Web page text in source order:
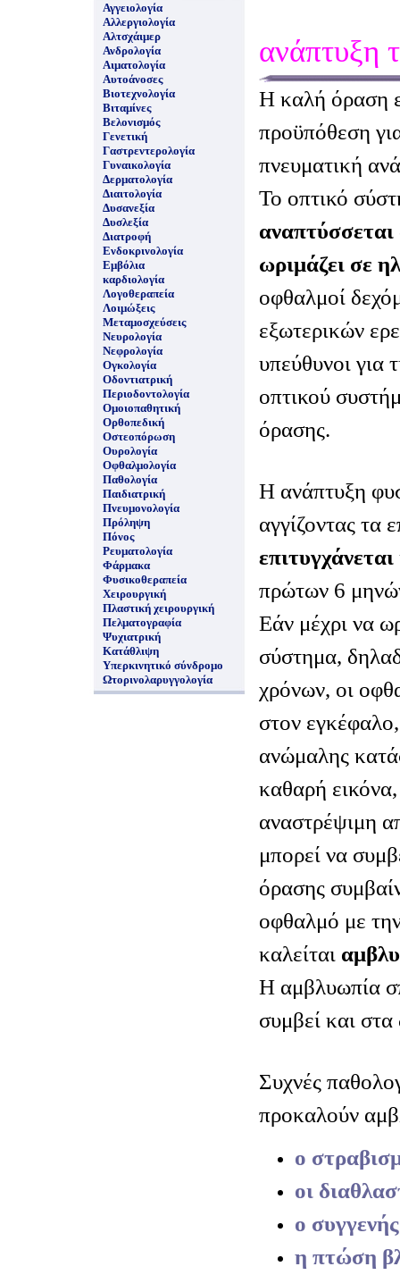
Αγγειολογία
Αλλεργιολογία
Αλτσχάιμερ
Ανδρολογία
Αιματολογία
Αυτοάνοσες
Βιοτεχνολογία
Βιταμίνες
Βελονισμός
Γενετική
Γαστρεντερολογία
Γυναικολογία
Δερματολογία
Διαιτολογία
Δυσανεξία
Δυσλεξία
Διατροφή
Ενδοκρινολογία
Εμβόλια
καρδιολογία
Λογοθεραπεία
Λοιμώξεις
Μεταμοσχεύσεις
Νευρολογία
Νεφρολογία
Ογκολογία
Οδοντιατρική
Περιοδοντολογία
Ομοιοπαθητική
Ορθοπεδική
Οστεοπόρωση
Ουρολογία
Οφθαλμολογία
Παθολογία
Παιδιατρική
Πνευμονολογία
Πρόληψη
Πόνος
Ρευματολογία
Φάρμακα
Φυσικοθεραπεία
Χειρουργική
Πλαστική χειρουργική
Πελματογραφία
Ψυχιατρική
Κατάθλιψη
Υπερκινητικό σύνδρομο
Ωτορινολαρυγγολογία
ανάπτυξη
Η καλή όραση
προϋπόθεση
πνευματική
Το οπτικό
ωριμάζει σε
οφθαλμοί
εξωτερικών
υπεύθυνοι για
οπτικού
όρασης.
Η ανάπτυξη
αγγίζοντας τα
επιτυγχάνεται
πρώτων 6
Εάν μέχρι να
σύστημα,
χρόνων, οι
στον εγκέφαλο,
ανώμαλης
καθαρή
αναστρέψιμη
μπορεί να
όρασης
οφθαλμό με
καλείται
Η αμβλυωπία
συμβεί και
Συχνές
προκαλούν
ο
οι
ο
η πτώση